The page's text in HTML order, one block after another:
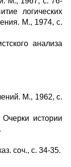
логических
М., 1974, с.
анализа
М., 1962, с.
истории
соч., с. 34-35.